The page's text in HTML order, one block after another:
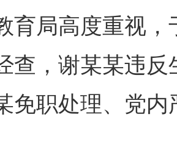
育局高度重视
查，谢某某违
免职处理、党